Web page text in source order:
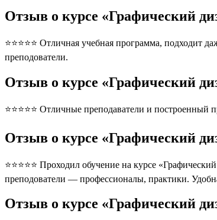
Отзыв о курсе «Графический
⭐⭐⭐⭐⭐ Отличная учебная программа, подходит
преподователи.
Отзыв о курсе «Графический
⭐⭐⭐⭐⭐ Отличные преподаватели и построенный
Отзыв о курсе «Графический
⭐⭐⭐⭐⭐ Проходил обучение на курсе
преподователи — профессионалы, практики.
Отзыв о курсе «Графический